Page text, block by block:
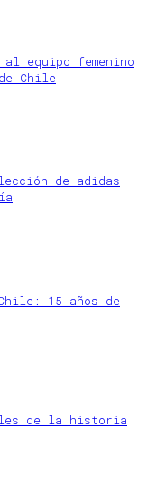
equipo femenino
Chile
de adidas
15 años de
de la historia